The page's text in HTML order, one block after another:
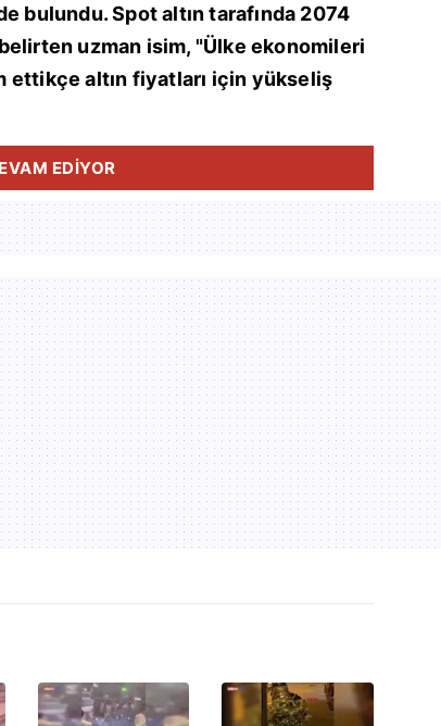
bulundu. Spot altın tarafında 2074
uzman isim, "Ülke ekonomileri
ettikçe altın fiyatları için yükseliş
EDİYOR